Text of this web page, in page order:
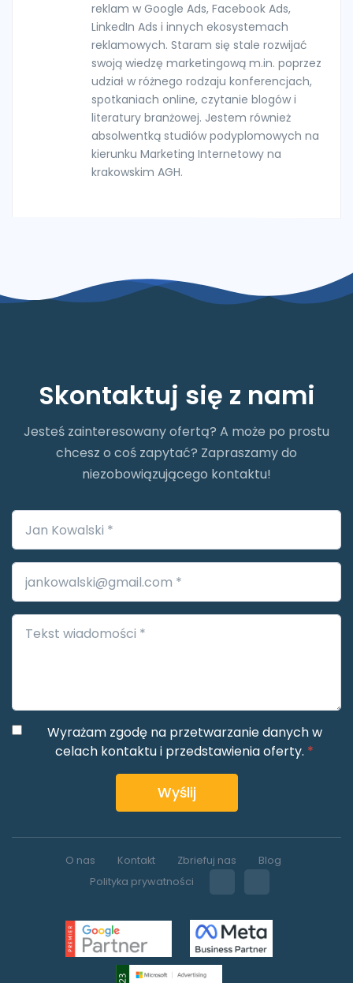
reklam w Google Ads, Facebook Ads,
LinkedIn Ads i innych ekosystemach
reklamowych. Staram się stale rozwijać
swoją wiedzę marketingową m.in. poprzez
udział w różnego rodzaju konferencjach,
spotkaniach online, czytanie blogów i
literatury branżowej. Jestem również
absolwentką studiów podyplomowych na
kierunku Marketing Internetowy na
krakowskim AGH.
Skontaktuj się z nami
Jesteś zainteresowany ofertą? A może po prostu
chcesz o coś zapytać? Zapraszamy do
niezobowiązującego kontaktu!
Wyrażam zgodę na przetwarzanie danych w
celach kontaktu i przedstawienia oferty. *
Wyślij
O nas Kontakt Zbriefuj nas
Blog
Polityka prywatności